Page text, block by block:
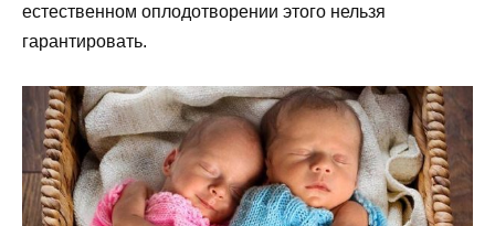
естественном оплодотворении этого нельзя
гарантировать.